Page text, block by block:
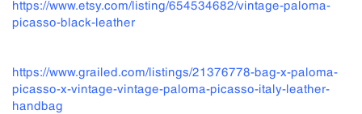
https://www.etsy.com/listing/654534682/vintage-paloma-
picasso-black-leather
https://www.grailed.com/listings/21376778-bag-x-paloma-
picasso-x-vintage-vintage-paloma-picasso-italy-leather-
handbag